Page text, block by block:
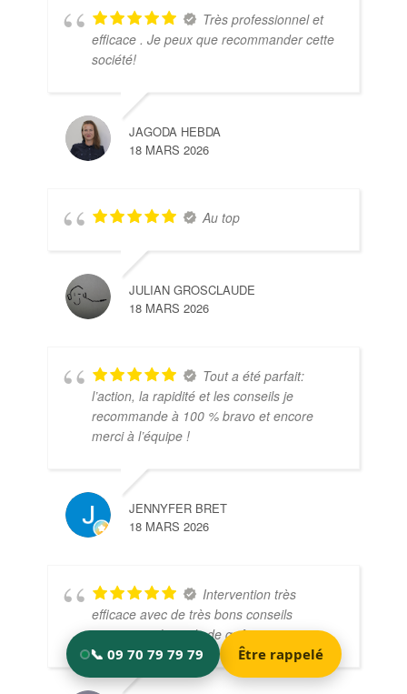
Très professionnel et
efficace . Je peux que recommander cette
société!
JAGODA HEBDA
18 MARS 2026
Au top
JULIAN GROSCLAUDE
18 MARS 2026
Tout a été parfait:
l’action, la rapidité et les conseils je
recommande à 100 % bravo et encore
merci à l’équipe !
JENNYFER BRET
18 MARS 2026
Intervention très
efficace avec de très bons conseils
concernant les nids de guêpes.